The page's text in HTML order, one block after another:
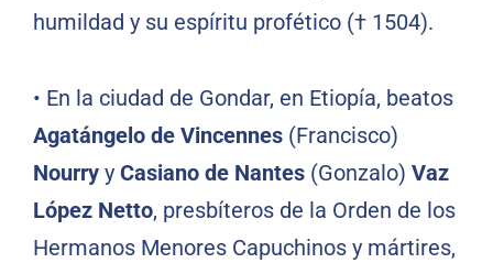
humildad y su espíritu profético († 1504).
• En la ciudad de Gondar, en Etiopía, beatos
Agatángelo de Vincennes (Francisco)
Nourry y Casiano de Nantes (Gonzalo) Vaz
López Netto, presbíteros de la Orden de los
Hermanos Menores Capuchinos y mártires,